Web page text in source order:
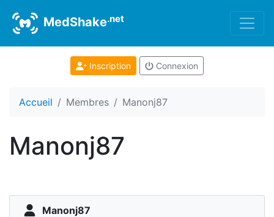
MedShake.net
Inscription Connexion
Accueil Membres Manonj87
Manonj87
Manonj87